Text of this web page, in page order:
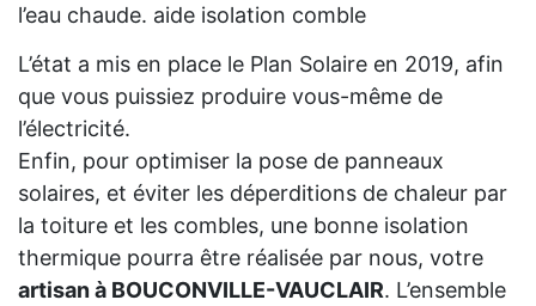
l’eau chaude. aide isolation comble
L’état a mis en place le Plan Solaire en 2019, afin
que vous puissiez produire vous-même de
l’électricité.
Enfin, pour optimiser la pose de panneaux
solaires, et éviter les déperditions de chaleur par
la toiture et les combles, une bonne isolation
thermique pourra être réalisée par nous, votre
artisan à BOUCONVILLE-VAUCLAIR. L’ensemble